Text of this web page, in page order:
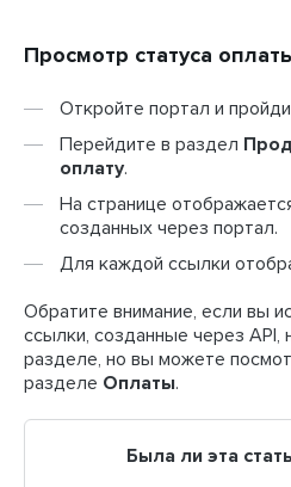
Просмотр статуса
Откройте портал и
Перейдите в раздел
оплату.
На странице
созданных через портал.
Для каждой ссылки
Обратите внимание, если вы
ссылки, созданные через
разделе, но вы можете
разделе Оплаты.
Была ли эта